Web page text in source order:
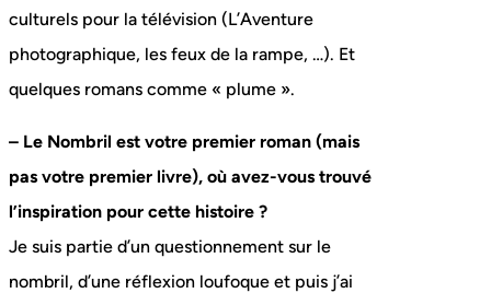
culturels pour la télévision (L’Aventure
photographique, les feux de la rampe, …). Et
quelques romans comme « plume ».
– Le Nombril est votre premier roman (mais
pas votre premier livre), où avez-vous trouvé
l’inspiration pour cette histoire ?
Je suis partie d’un questionnement sur le
nombril, d’une réflexion loufoque et puis j’ai